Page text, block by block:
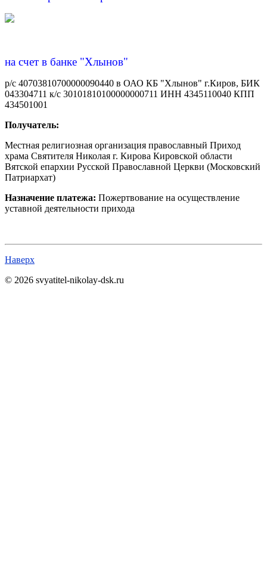
на счет в банке "Хлынов"
р/с 40703810700000090440 в ОАО КБ "Хлынов" г.Киров, БИК
043304711 к/с 30101810100000000711 ИНН 4345110040 КПП
434501001
Получатель:
Местная религиозная организация православный Приход
храма Святителя Николая г. Кирова Кировской области
Вятской епархии Русской Православной Церкви (Московский
Патриархат)
Назначение платежа: Пожертвование на осуществление
уставной деятельности прихода
Наверх
© 2026 svyatitel-nikolay-dsk.ru